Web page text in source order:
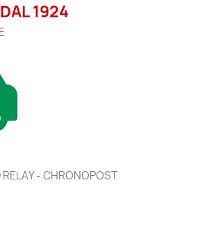
1924
- CHRONOPOST